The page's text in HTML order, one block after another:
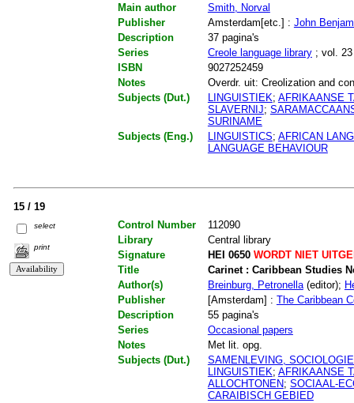
Main author
Smith, Norval
Publisher
Amsterdam[etc.] : John
Description
37 pagina's
Series
Creole language library; vol. 23
ISBN
9027252459
Notes
Overdr. uit: Creolization and
Subjects (Dut.)
LINGUISTIEK; AFRIKAANSE
SLAVERNIJ;
SURINAME
Subjects (Eng.)
LINGUISTICS; AFRICAN
LANGUAGE BEHAVIOUR
15 / 19
select
print
Control Number
112090
Library
Central library
Signature
HEI 0650WORDT NIET
Title
Carinet : Caribbean Studies
Author(s)
Breinburg, Petronella(editor);
Publisher
[Amsterdam] : The Caribbean
Description
55 pagina's
Series
Occasional papers
Notes
Met lit. opg.
Subjects (Dut.)
SAMENLEVING,
LINGUISTIEK; AFRIKAANSE
ALLOCHTONEN; SOCIAAL-
CARAIBISCH GEBIED